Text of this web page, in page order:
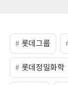
롯데그룹
롯데정밀화학